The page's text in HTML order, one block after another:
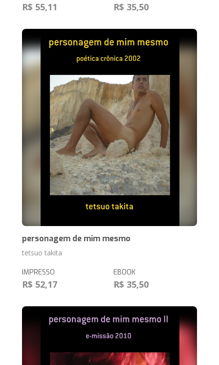
R$ 55,11 R$ 35,50
personagem de mim mesmo
tetsuo takita
IMPRESSO
R$ 52,17
EBOOK
R$ 35,50